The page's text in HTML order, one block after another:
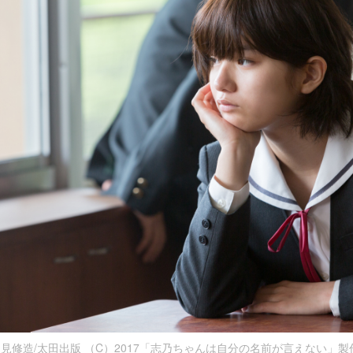
修造/太田出版 （C）2017「志乃ちゃんは自分の名前が言えない」製